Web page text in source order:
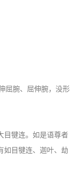
屈腕、屈伸腕，没形
目犍连。如是语尊者
如目犍连、迦叶、劫